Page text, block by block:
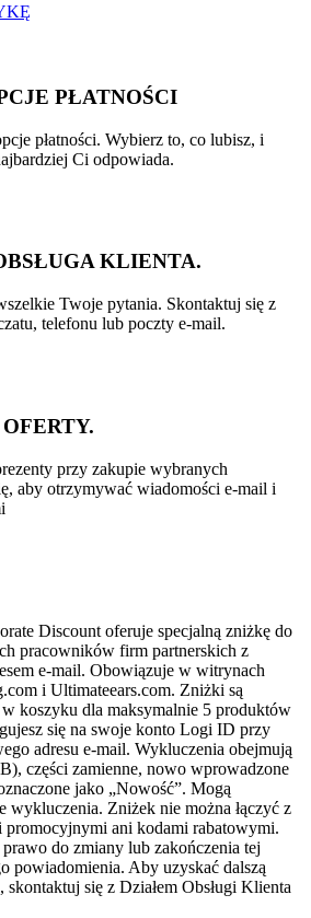
PŁATNOŚCI
płatności. Wybierz to, co lubisz, i
Ci odpowiada.
KLIENTA.
Twoje pytania. Skontaktuj się z
telefonu lub poczty e-mail.
przy zakupie wybranych
aby otrzymywać wiadomości e-mail i
Discount oferuje specjalną zniżkę do
pracowników firm partnerskich z
e-mail. Obowiązuje w witrynach
i Ultimateears.com. Zniżki są
koszyku dla maksymalnie 5 produktów
się na swoje konto Logi ID przy
adresu e-mail. Wykluczenia obejmują
części zamienne, nowo wprowadzone
jako „Nowość”. Mogą
wykluczenia. Zniżek nie można łączyć z
ani kodami rabatowymi.
do zmiany lub zakończenia tej
powiadomienia. Aby uzyskać dalszą
się z Działem Obsługi Klienta